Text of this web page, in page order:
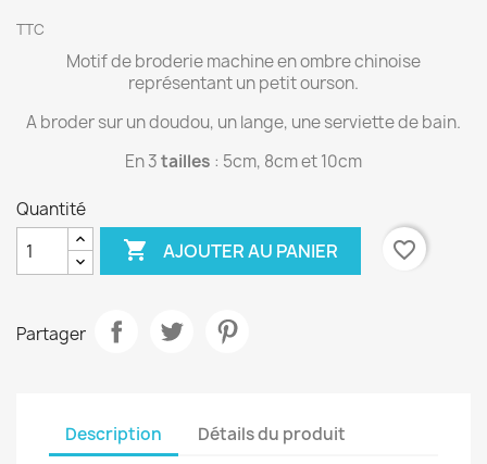
TTC
Motif de broderie machine en ombre chinoise
représentant un petit ourson.
A broder sur un doudou, un lange, une serviette de bain.
En 3tailles : 5cm, 8cm et 10cm
Quantité
 AJOUTER AU PANIER favorite_border
Partager
Description Détails du produit